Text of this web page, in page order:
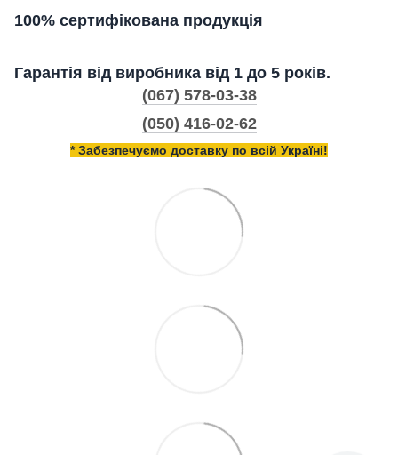
100% сертифікована продукція
Гарантія від виробника від 1 до 5 років.
(067) 578-03-38
(050) 416-02-62
* Забезпечуємо доставку по всій Україні!